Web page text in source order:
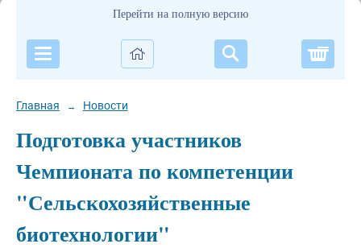
Перейти на полную версию
Главная → Новости
Подготовка участников
Чемпионата по компетенции
"Сельскохозяйственные
биотехнологии"